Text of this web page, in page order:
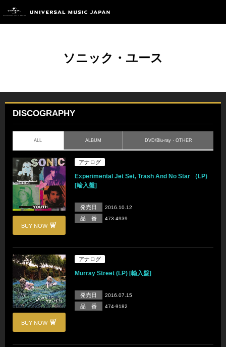
ソニック・ユース
DISCOGRAPHY
ALL ALBUM DVD/Blu-ray・OTHER
BUY NOW
アナログ
Experimental Jet Set, Trash And No Star （LP)
[輸入盤]
発売日 2016.10.12
品 番 473-4939
BUY NOW
アナログ
Murray Street (LP) [輸入盤]
発売日 2016.07.15
品 番 474-9182